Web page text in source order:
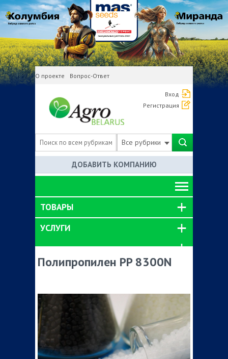
О проекте Вопрос-Ответ
Вход
Регистрация
Все рубрики
ДОБАВИТЬ КОМПАНИЮ
ТОВАРЫ
УСЛУГИ
Полипропилен PP 8300N